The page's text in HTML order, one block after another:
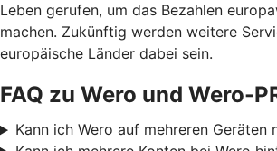
Leben gerufen, um das Bezahlen
machen. Zukünftig werden weitere
europäische Länder dabei sein.
FAQ zu Wero und Wero-
Kann ich Wero auf mehreren Geräten